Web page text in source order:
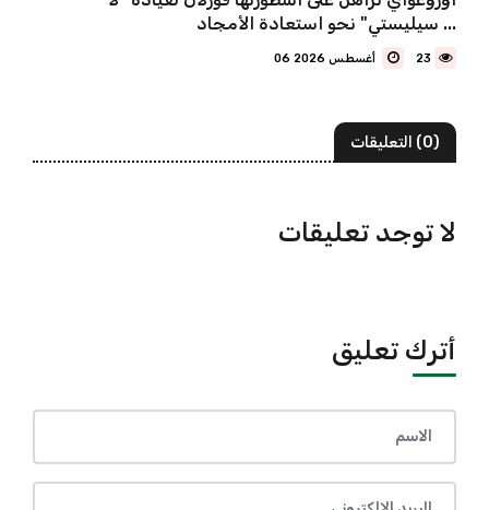
سيليستي" نحو استعادة الأمجاد ...
23
(0) التعليقات
لا توجد تعليقات
أترك تعليق